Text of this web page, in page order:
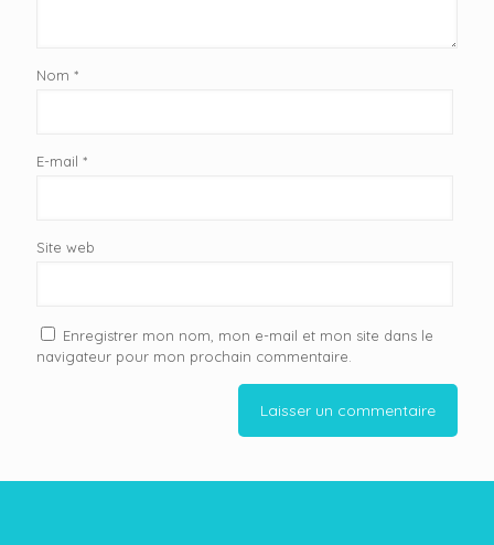
Nom *
E-mail *
Site web
Enregistrer mon nom, mon e-mail et mon site dans le
navigateur pour mon prochain commentaire.